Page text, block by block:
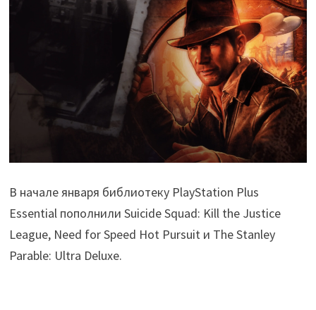
В начале января библиотеку PlayStation Plus
Essential пополнили Suicide Squad: Kill the Justice
League, Need for Speed Hot Pursuit и The Stanley
Parable: Ultra Deluxe.